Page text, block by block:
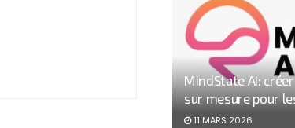
MindState AI:
sur mesure pour
11 MARS 2026